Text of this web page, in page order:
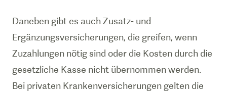
Daneben gibt es auch Zusatz- und
Ergänzungsversicherungen, die greifen, wenn
Zuzahlungen nötig sind oder die Kosten durch die
gesetzliche Kasse nicht übernommen werden.
Bei privaten Krankenversicherungen gelten die